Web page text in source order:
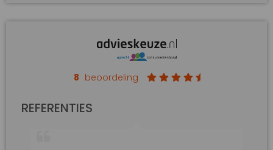
8 beoordeling
REFERENTIES